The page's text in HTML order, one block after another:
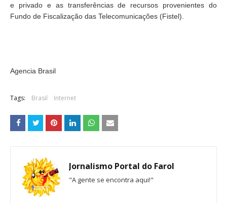
e privado e as transferências de recursos provenientes do
Fundo de Fiscalização das Telecomunicações (Fistel).
Agencia Brasil
Tags: Brasil Internet
Jornalismo Portal do Farol
"A gente se encontra aqui!"